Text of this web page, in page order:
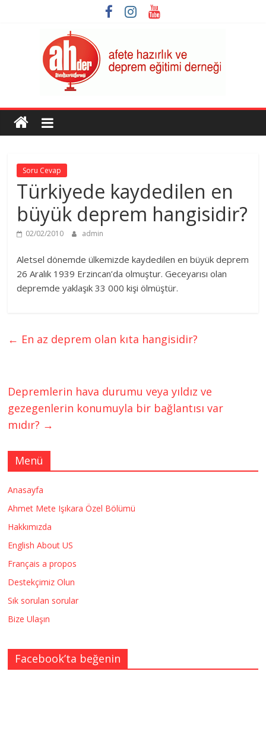
AHDER
Afete
ve
Deprem
Eğitimi
Derneği
Soru Cevap
Türkiyede kaydedilen en
büyük deprem hangisidir?
02/02/2010 admin
Aletsel dönemde ülkemizde kaydedilen en büyük deprem
26 Aralık 1939 Erzincan’da olmuştur. Geceyarısı olan
depremde yaklaşık 33 000 kişi ölmüştür.
← En az deprem olan kıta hangisidir?
Depremlerin hava durumu veya yıldız ve
gezegenlerin konumuyla bir bağlantısı var
mıdır? →
Menü
Anasayfa
Ahmet Mete Işıkara Özel Bölümü
Hakkımızda
English About US
Français a propos
Destekçimiz Olun
Sık sorulan sorular
Bize Ulaşın
Facebook’ta beğenin